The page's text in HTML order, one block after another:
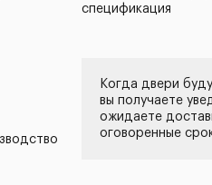
спецификация
Когда двери
вы получаете
ожидаете
оговоренные